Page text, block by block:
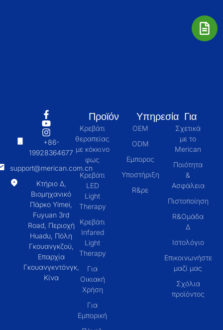
+86-
19928364677
support@merican.com.cn
Κτήριο Δ,
Βιομηχανικό
Πάρκο Yimei,
Fuyuan 3rd
Road, Περιοχή
Huadu, Πόλη
Γκουανγκζού,
Επαρχία
Γκουανγκντόνγκ,
Κίνα
Προϊόν
Κρεβάτι
θεραπείας
με κόκκινο
φως
Κρεβάτι
LED
Light
Therapy
Κρεβάτι
Infared
Light
Therapy
Για
Οικιακή
Χρήση
Για
Εμπορική
Υπηρεσία
OEM
ODM
Εμπορος
Υποστήριξη
R&ρε
Για
Σχετικά
με το
Merican
Ποιότητα
&
Ασφάλεια
Πιστοποίηση
R&Ομάδα
Δ
Ιστολόγιο
Επικοινωνήστε
μαζί μας
Σχόλια
προϊόντος